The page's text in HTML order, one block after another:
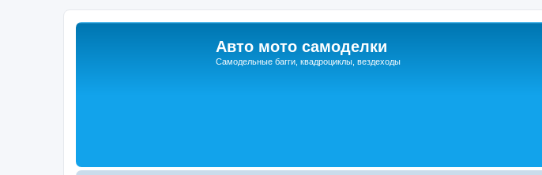
Авто мото самоделки
Самодельные багги, квадроциклы, вездеходы